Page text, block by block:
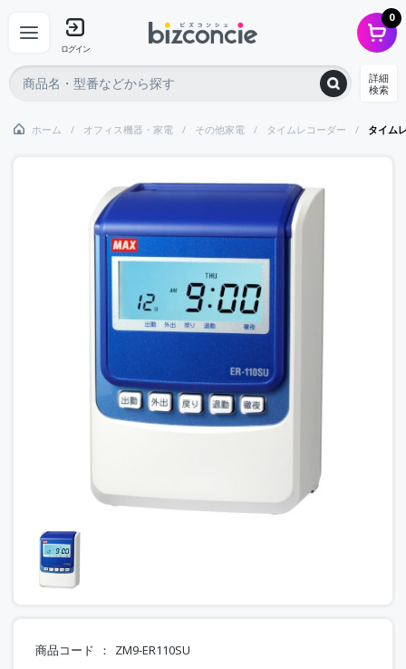
ログイン
0
詳細
検索
ホーム オフィス機器・家電 その他家電 タイムレコーダー タイム
商品コード ZM9-ER110SU